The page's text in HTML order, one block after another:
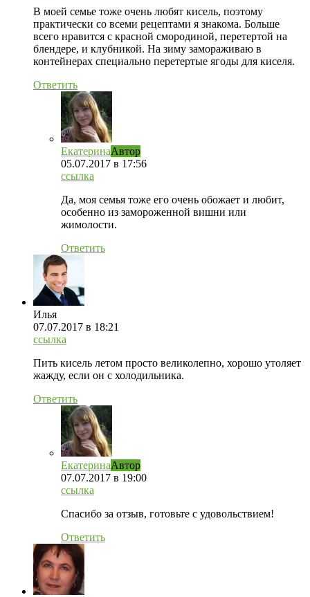
В моей семье тоже очень любят кисель, поэтому
практически со всеми рецептами я знакома. Больше
всего нравится с красной смородиной, перетертой на
блендере, и клубникой. На зиму замораживаю в
контейнерах специально перетертые ягоды для киселя.
Ответить
ЕкатеринаАвтор
05.07.2017 в 17:56
ссылка
Да, моя семья тоже его очень обожает и любит,
особенно из замороженной вишни или
жимолости.
Ответить
Илья
07.07.2017 в 18:21
ссылка
Пить кисель летом просто великолепно, хорошо утоляет
жажду, если он с холодильника.
Ответить
ЕкатеринаАвтор
07.07.2017 в 19:00
ссылка
Спасибо за отзыв, готовьте с удовольствием!
Ответить